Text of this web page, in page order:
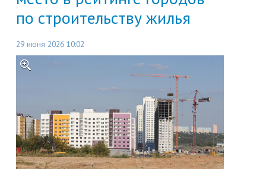
по строительству жилья
29 июня 2026 10:02